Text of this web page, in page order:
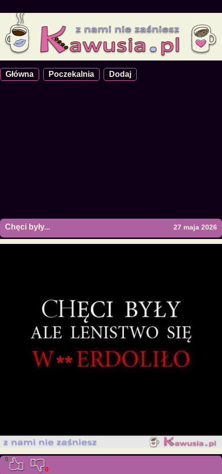
Główna Poczekalnia Dodaj
Chęci były... 27 maja 2026
0
0